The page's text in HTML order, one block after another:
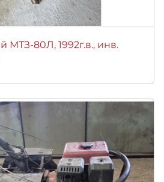
МТЗ-80Л, 1992г.в., инв.